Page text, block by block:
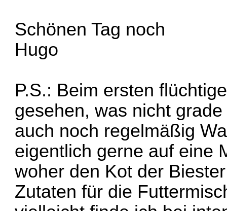
Schönen Tag noch
Hugo
P.S.: Beim ersten
gesehen, was nicht
auch noch regelmäßig
eigentlich gerne auf eine
woher den Kot der
Zutaten für die